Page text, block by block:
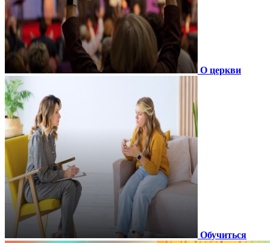
О церкви
Обучиться